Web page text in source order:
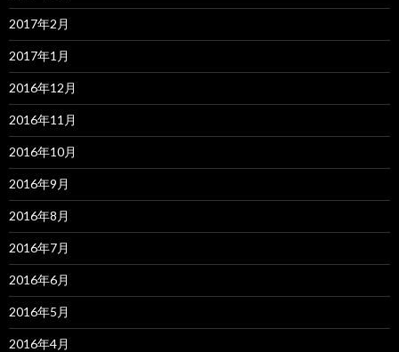
2017年2月
2017年1月
2016年12月
2016年11月
2016年10月
2016年9月
2016年8月
2016年7月
2016年6月
2016年5月
2016年4月